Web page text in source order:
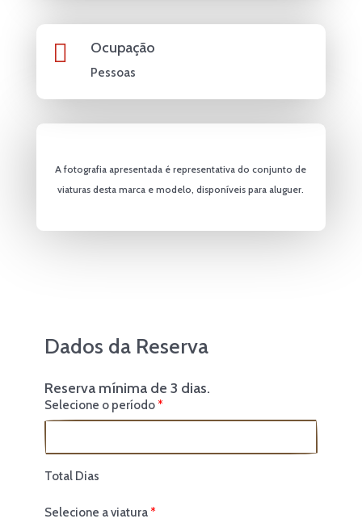
 Ocupação
Pessoas
A fotografia apresentada é representativa do conjunto de
viaturas desta marca e modelo, disponíveis para aluguer.
Dados da Reserva
Reserva mínima de 3 dias.
Selecione o período
Total Dias
Selecione a viatura